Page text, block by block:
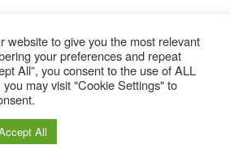
website to give you the most relevant
your preferences and repeat
All”, you consent to the use of ALL
may visit "Cookie Settings" to
All